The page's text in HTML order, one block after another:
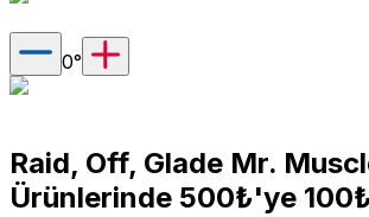
0°
Raid, Off, Glade Mr.
Ürünlerinde 500₺'ye